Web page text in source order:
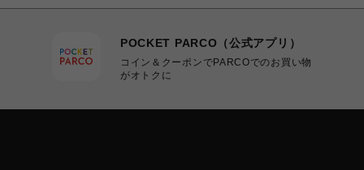
POCKET PARCO（公式アプリ）
コイン＆クーポンでPARCOでのお買い物
がオトクに